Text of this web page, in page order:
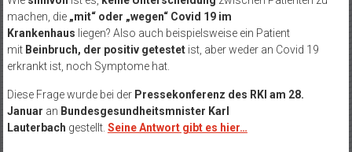
machen, die „mit“ oder „wegen“ Covid 19 im
Krankenhaus liegen? Also auch beispielsweise ein Patient
mit Beinbruch, der positiv getestetist, aber weder an Covid 19
erkrankt ist, noch Symptome hat.
Diese Frage wurde bei der Pressekonferenz des RKI am 28.
Januar an Bundesgesundheitsmnister Karl
Lauterbach gestellt. Seine Antwort gibt es hier…